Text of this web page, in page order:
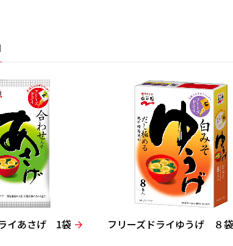
イあさげ 1袋 フリーズドライゆうげ ８